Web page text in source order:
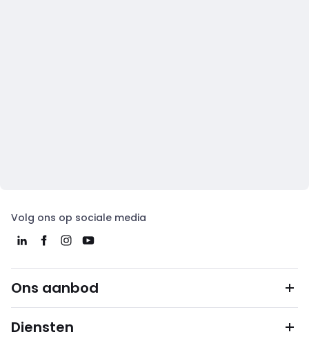
Volg ons op sociale media
Ons aanbod
Diensten